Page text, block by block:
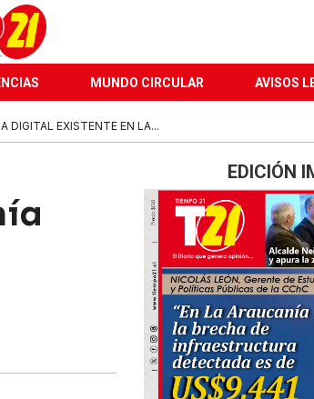
MUNDO CIRCULAR AVISOS
DIGITAL EXISTENTE EN LA...
EDICIÓN